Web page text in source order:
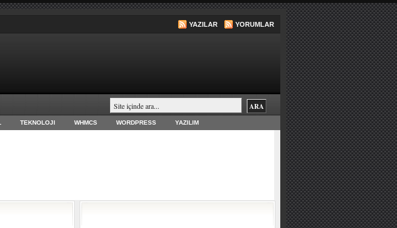
YAZILAR YORUMLAR
TEKNOLOJI WHMCS WORDPRESS YAZILIM